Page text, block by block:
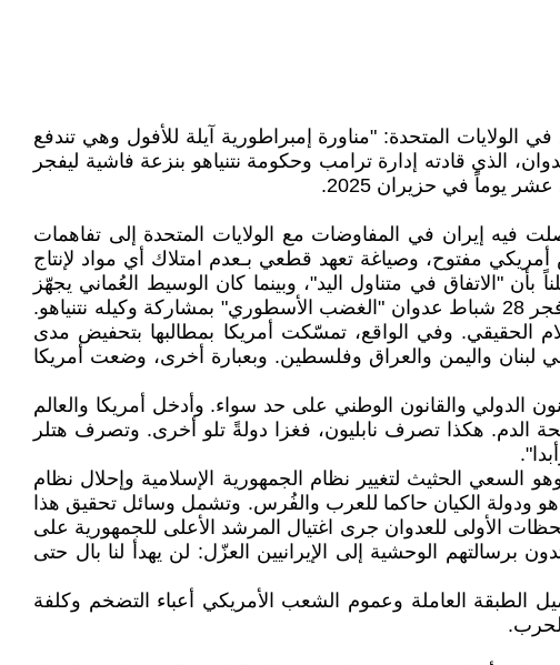
حزب الشيوعيين في الولايات المتحدة: "مناورة إمبراطورية آيلة للأفول وهي تندفع
الذي قادته إدارة ترامب وحكومة نتنياهو بنزعة فاشية ليفجر
يوماً في حزيران 2025.
إيران في المفاوضات مع الولايات المتحدة إلى تفاهمات
على تفتيش أمريكي مفتوح، وصياغة تعهد قطعي بـعدم امتلاك أي مواد لإنتاج
"الاتفاق في متناول اليد"، وبينما كان الوسيط العُماني يجهّز
قاعة حفل التوقيع، أسفرت الإدارة الأمريكية عن وجهها الحقيقي بتجاهل كل هذه التفاهمات المؤكدة، وشن ترامب فجر 28 شباط عدوان "الغضب الأسطوري" بمشاركة وكيله نتنياهو.
وفي الواقع، تمسّكت أمريكا بمطالبها بتحفيض مدى
في لبنان واليمن والعراق وفلسطين. وبعبارة أخرى، وضعت أمريكا
الدولي والقانون الوطني على حد سواء. وأدخل أمريكا والعالم
اليسارية في روسيا بتاريخ 3 آذار 20266: "لقد شمّ المعتدي رائحة الدم. هكذا تصرف نابليون، فغزا دولةً تلو أخرى. وتصرف هتلر
السعي الحثيث لتغيير نظام الجمهورية الإسلامية وإحلال نظام
ودولة الكيان حاكما للعرب والفُرس. وتشمل وسائل تحقيق هذا
الأولى للعدوان جرى اغتيال المرشد الأعلى للجمهورية على
الوحشية إلى الإيرانيين العزّل: لن يهدأ لنا بال حتى
الطبقة العاملة وعموم الشعب الأمريكي أعباء التضخم وكلفة